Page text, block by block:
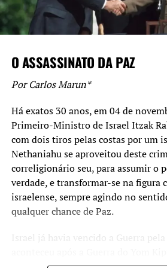
de 48 meses e exigirá a presença de
partidos, participantes da federação.
maior participação de brasileiros na
A SEGUIR UP
Tito Guarniere: “Recurso Final é
primorosa do contexto que culminou
NÃO SE ESQUEÇA
Olegar Lopes: “Recordações do fundo
O ASSASSINATO DA PAZ
Por Carlos Marun*
Há exatos 30 anos, em 04 de
Primeiro-Ministro de Israel Itzak
com dois tiros pelas costas por um
Nethaniahu se aproveitou deste
correligionário seu, para assumir o
verdade, e transformar-se na figura
israelense, sempre agindo no
qualquer chance de Paz.
Israel já havia vencido a Guerra pela